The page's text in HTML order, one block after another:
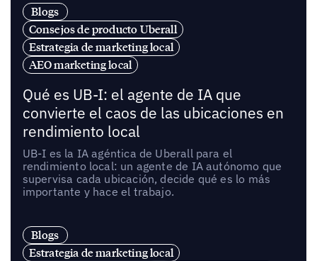
Blogs
Consejos de producto Uberall
Estrategia de marketing local
AEO marketing local
Qué es UB-I: el agente de IA que
convierte el caos de las ubicaciones en
rendimiento local
UB-I es la IA agéntica de Uberall para el
rendimiento local: un agente de IA autónomo que
supervisa cada ubicación, decide qué es lo más
importante y hace el trabajo.
Blogs
Estrategia de marketing local